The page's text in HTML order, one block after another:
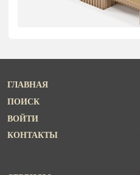
ГЛАВНАЯ
ПОИСК
ВОЙТИ
КОНТАКТЫ